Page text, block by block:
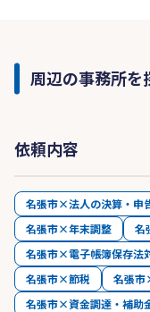
Zoomを使い、
使うことにより
【料金】
当法人は柔軟な
で、お客様の経
提示させて頂き
周辺の事務所を
依頼内容
名張市×法人の決算・申
名張市×年末調整
名
名張市×電子帳簿保存法
名張市×節税
名張
名張市×資金調達・補助